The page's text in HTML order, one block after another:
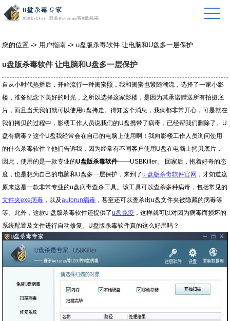
您的位置 -> 用户指南 -> u盘版杀毒软件 让电脑和U盘多一层保护
u盘版杀毒软件 让电脑和U盘多一层保护
自从小时代热播后，开始流行一种闺蜜照，我和闺蜜也紧随潮流，选择了一家小影
楼，准备纪念下美好的时光，之所以选择这家影楼，是因为其承诺赠送所有拍摄底
片，而且当天我们就可以使用u盘拷走。得知这个消息，我俩都非常开心，可是就在
我们拷贝的过程中，影楼工作人员说我们的U盘携带了病毒，已经帮我们删除了。U
盘有病毒？这个U盘我经常会在自己的电脑上使用啊！我向影楼工作人员询问使用
的什么杀毒软件？他们告诉我，因为经常有不同客户使用U盘在电脑上拷贝底片，
因此，使用的是一款专业的U盘版杀毒软件——USBKiller。 回家后，抱着好奇的态
度，也是想为自己的电脑和U盘多一层保护，来到了u 盘版杀毒软件官网 ，才知道这
原来这是一款非常专业的u盘病毒查杀工具。该工具可以查杀多种病毒，包括常见的
文件夹exe病毒 ，以及autorun病毒 ，甚至还可以查杀出u盘文件夹被隐藏的病毒等
等。此外，这款u 盘版杀毒软件还提供了u盘免疫 ，这样就可以对因为病毒而损坏的
系统配置及文件进行自动修复。U盘版杀毒软件真的这么好用吗？